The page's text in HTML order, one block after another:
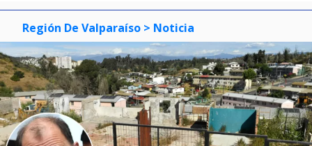
Región De Valparaíso > Noticia